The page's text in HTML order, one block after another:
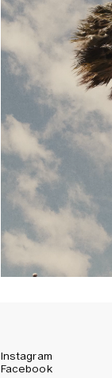
Instagram
Facebook